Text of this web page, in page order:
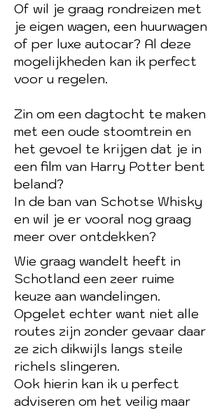
Of wil je graag rondreizen met
je eigen wagen, een huurwagen
of per luxe autocar? Al deze
mogelijkheden kan ik perfect
voor u regelen.
Zin om een dagtocht te maken
met een oude stoomtrein en
het gevoel te krijgen dat je in
een film van Harry Potter bent
beland?
In de ban van Schotse Whisky
en wil je er vooral nog graag
meer over ontdekken?
Wie graag wandelt heeft in
Schotland een zeer ruime
keuze aan wandelingen.
Opgelet echter want niet alle
routes zijn zonder gevaar daar
ze zich dikwijls langs steile
richels slingeren.
Ook hierin kan ik u perfect
adviseren om het veilig maar